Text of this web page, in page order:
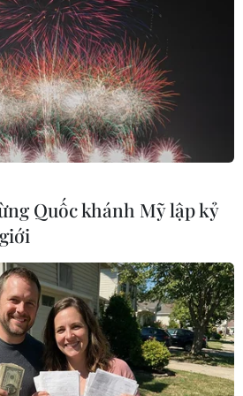
thành lập thành phố
của Chính phủ về việc thành lập
tỉnh Tây Ninh được tổ chức tối
Quốc khánh Mỹ lập kỷ